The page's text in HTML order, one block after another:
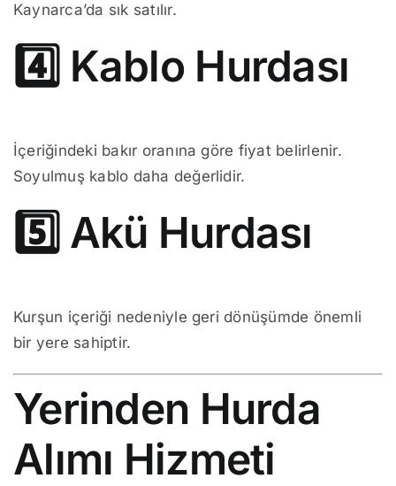
Kaynarca’da sık satılır.
4️⃣ Kablo Hurdası
İçeriğindeki bakır oranına göre fiyat belirlenir.
Soyulmuş kablo daha değerlidir.
5️⃣ Akü Hurdası
Kurşun içeriği nedeniyle geri dönüşümde önemli
bir yere sahiptir.
Yerinden Hurda
Alımı Hizmeti